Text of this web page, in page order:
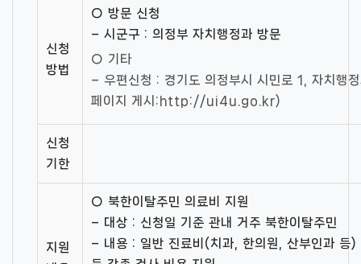
신청
방법
○ 방문 신청
– 시군구 : 의정부 자치행정과 방문
○ 기타
– 우편신청 : 경기도 의정부시 시민로 1, 자치행
페이지 게시:http://ui4u.go.kr)
신청
기한
지원
○ 북한이탈주민 의료비 지원
– 대상 : 신청일 기준 관내 거주 북한이탈주민
– 내용 : 일반 진료비(치과, 한의원, 산부인과 등